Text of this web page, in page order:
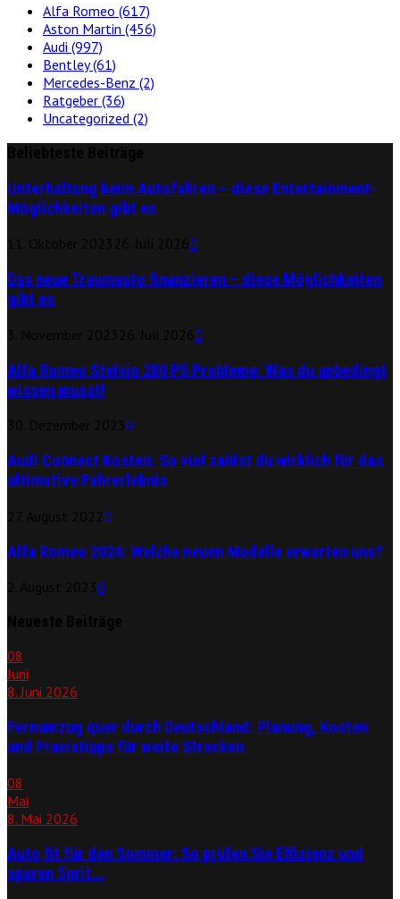
Alfa Romeo (617)
Aston Martin (456)
Audi (997)
Bentley(61)
Mercedes-Benz (2)
Ratgeber (36)
Uncategorized (2)
Unterhaltung beim Autofahren – diese Entertainment-
Möglichkeiten gibt es
0
Das neue Traumauto finanzieren – diese Möglichkeiten
gibt es
0
Alfa Romeo Stelvio 280 PS Probleme: Was du unbedingt
wissen musst!
0
Audi Connect Kosten: So viel zahlst du wirklich für das
ultimative Fahrerlebnis
0
Alfa Romeo 2024: Welche neuen Modelle erwarten uns?
0
08
Juni
8. Juni 2026
Fernumzug quer durch Deutschland: Planung, Kosten
und Praxistipps für weite Strecken
08
Mai
8. Mai 2026
Auto fit für den Sommer: So prüfen Sie Effizienz und
sparen Sprit...